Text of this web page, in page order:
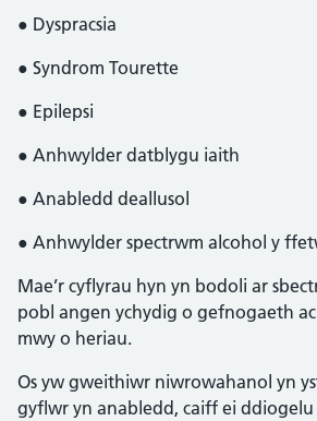
● Dyspracsia
● Syndrom Tourette
● Epilepsi
● Anhwylder datblygu iaith
● Anabledd deallusol
● Anhwylder spectrwm alcohol y
Mae’r cyflyrau hyn yn bodoli ar
pobl angen ychydig o gefnogaeth
mwy o heriau.
Os yw gweithiwr niwrowahanol yn
gyflwr yn anabledd, caiff ei